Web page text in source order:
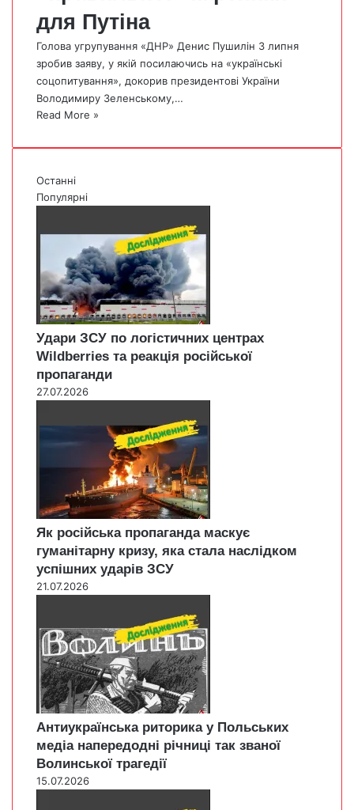
для Путіна
Голова угрупування «ДНР» Денис Пушилін 3 липня
зробив заяву, у якій посилаючись на «українські
соцопитування», докорив президентові України
Володимиру Зеленському,…
Read More »
Останні
Популярні
Удари ЗСУ по логістичних центрах
Wildberries та реакція російської
пропаганди
27.07.2026
Як російська пропаганда маскує
гуманітарну кризу, яка стала наслідком
успішних ударів ЗСУ
21.07.2026
Антиукраїнська риторика у Польських
медіа напередодні річниці так званої
Волинської трагедії
15.07.2026